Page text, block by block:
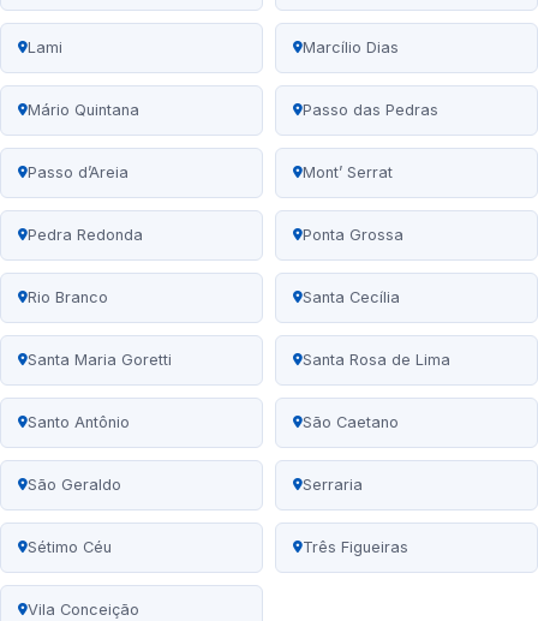
Lami Marcílio Dias
Mário Quintana Passo das Pedras
Passo d’Areia Mont’ Serrat
Pedra Redonda Ponta Grossa
Rio Branco Santa Cecília
Santa Maria Goretti Santa Rosa de Lima
Santo Antônio São Caetano
São Geraldo Serraria
Sétimo Céu Três Figueiras
Vila Conceição